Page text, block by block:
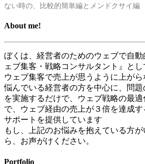
ない時の、比較的簡単編とメンドクサイ編
About me!
ぼくは、経営者のためのウェブで自
ェブ集客・戦略コンサルタント』とし
ウェブ集客で売上が思うように上がら
悩んでいる経営者の方を中心に、問
を実施するだけで、ウェブ戦略の最
で、ウェブ経由の売上が３倍を達成す
サポートを提供しています
もし、上記のお悩みを抱えている方
ら、お声がけください。
Portfolio